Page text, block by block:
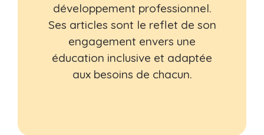
développement professionnel.
Ses articles sont le reflet de son
engagement envers une
éducation inclusive et adaptée
aux besoins de chacun.